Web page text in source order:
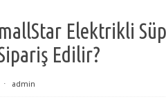
Elektrikli
Edilir?
⋅ admin